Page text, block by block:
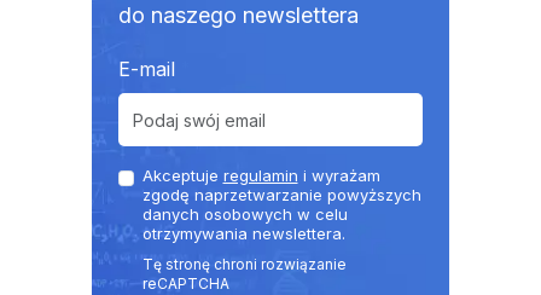
do naszego newslettera
E-mail
Akceptuje regulamin i wyrażam
zgodę naprzetwarzanie powyższych
danych osobowych w celu
otrzymywania newslettera.